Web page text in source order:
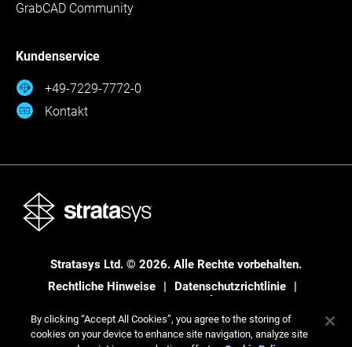
GrabCAD Community
Kundenservice
+49-7229-7772-0
Kontakt
Stratasys Ltd. © 2026. Alle Rechte vorbehalten.
Rechtliche Hinweise
Datenschutzrichtlinie
Datenschutzrichtlinie
By clicking “Accept All Cookies”, you agree to the storing of
cookies on your device to enhance site navigation, analyze site